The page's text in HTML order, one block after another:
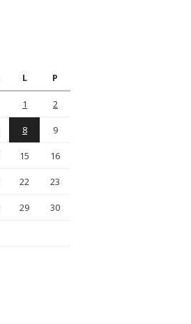
L P
1 2
8 9
15 16
22 23
29 30